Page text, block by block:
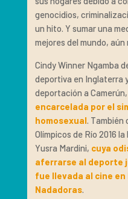
genocidios,
un hito. Y sumar una
mejores del mundo, aún
Cindy Winner Ngamba
deportiva en Inglaterra
deportación a Camerún,
encarcelada por el
homosexual. También
Olímpicos de Río 2016
Yusra Mardini, cuya
aferrarse al deporte
fue llevada al cine
Nadadoras.